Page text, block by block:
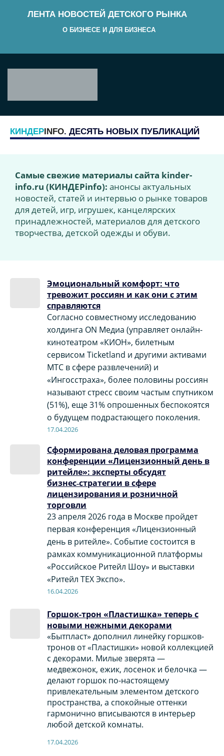
ЛЕНТА НОВОСТЕЙ ДЕТСКОГО РЫНКА
О БИЗНЕСЕ И ДЛЯ БИЗНЕСА
КИНДЕРINFO. ДЕСЯТЬ НОВЫХ ПУБЛИКАЦИЙ
Самые свежие материалы сайта kinder-
info.ru (КИНДЕРinfo): анонсы актуальных
новостей, статей и интервью о рынке товаров
для детей, игр, игрушек, канцелярских
принадлежностей, материалов для детского
творчества, детской одежды и обуви.
Эмоциональный комфорт: что
тревожит россиян и как они с этим
справляются
Согласно совместному исследованию
холдинга ON Медиа (управляет онлайн-
кинотеатром «КИОН», билетным
сервисом Ticketland и другими активами
МТС в сфере развлечений) и
«Ингосстраха», более половины россиян
называют стресс своим частым спутником
(51%), еще 31% опрошенных беспокоятся
о будущем подрастающего поколения.
17.04.2026
Сформирована деловая программа
конференции «Лицензионный день в
ритейле»: эксперты обсудят
бизнес‑стратегии в сфере
лицензирования и розничной
торговли
23 апреля 2026 года в Москве пройдет
первая конференция «Лицензионный
день в ритейле». Событие состоится в
рамках коммуникационной платформы
«Российское Ритейл Шоу» и выставки
«Ритейл ТЕХ Экспо».
16.04.2026
Горшок-трон «Пластишка» теперь c
новыми нежными декорами
«Бытпласт» дополнил линейку горшков-
тронов от «Пластишки» новой коллекцией
с декорами. Милые зверята —
медвежонок, ежик, лосенок и белочка —
делают горшок по-настоящему
привлекательным элементом детского
пространства, а спокойные оттенки
гармонично вписываются в интерьер
любой детской комнаты.
17.04.2026